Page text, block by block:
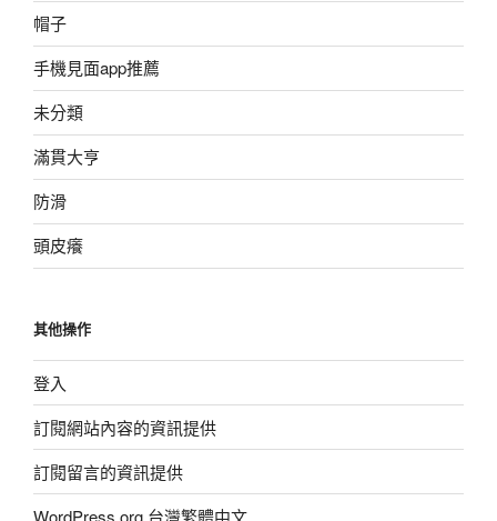
帽子
手機見面app推薦
未分類
滿貫大亨
防滑
頭皮癢
其他操作
登入
訂閱網站內容的資訊提供
訂閱留言的資訊提供
WordPress.org 台灣繁體中文